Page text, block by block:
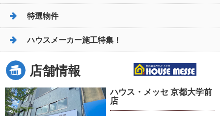
特選物件
ハウスメーカー施工特集！
店舗情報
ハウス・メッセ 京都大学前
店